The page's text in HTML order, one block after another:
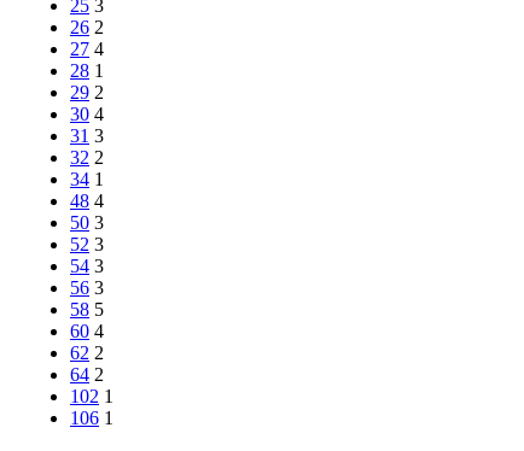
25 3
26 2
27 4
28 1
29 2
30 4
31 3
32 2
34 1
48 4
50 3
52 3
54 3
56 3
58 5
60 4
62 2
64 2
102 1
106 1